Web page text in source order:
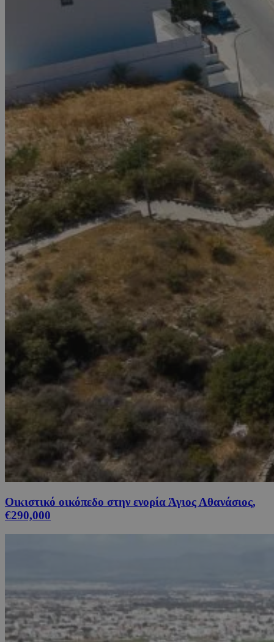
Οικιστικό οικόπεδο στην ενορία Άγιος Αθανάσιος,
€290,000